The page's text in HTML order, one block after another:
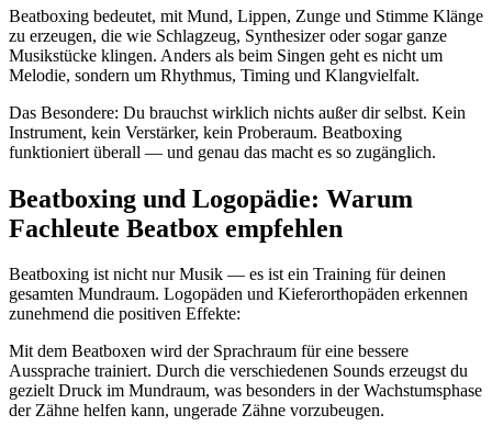
Beatboxing bedeutet, mit Mund, Lippen, Zunge und Stimme Klänge
zu erzeugen, die wie Schlagzeug, Synthesizer oder sogar ganze
Musikstücke klingen. Anders als beim Singen geht es nicht um
Melodie, sondern um Rhythmus, Timing und Klangvielfalt.
Das Besondere: Du brauchst wirklich nichts außer dir selbst. Kein
Instrument, kein Verstärker, kein Proberaum. Beatboxing
funktioniert überall — und genau das macht es so zugänglich.
Beatboxing und Logopädie: Warum
Fachleute Beatbox empfehlen
Beatboxing ist nicht nur Musik — es ist ein Training für deinen
gesamten Mundraum. Logopäden und Kieferorthopäden erkennen
zunehmend die positiven Effekte:
Mit dem Beatboxen wird der Sprachraum für eine bessere
Aussprache trainiert. Durch die verschiedenen Sounds erzeugst du
gezielt Druck im Mundraum, was besonders in der Wachstumsphase
der Zähne helfen kann, ungerade Zähne vorzubeugen.